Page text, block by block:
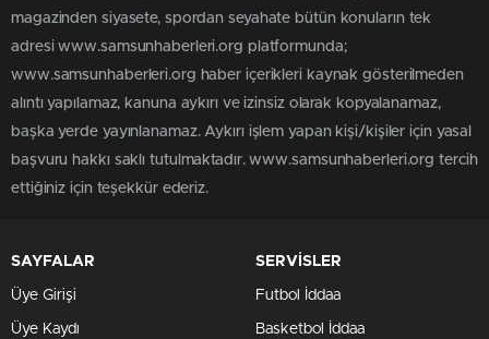
magazinden siyasete, spordan seyahate bütün konuların tek
adresi www.samsunhaberleri.org platformunda;
www.samsunhaberleri.org haber içerikleri kaynak gösterilmeden
alıntı yapılamaz, kanuna aykırı ve izinsiz olarak kopyalanamaz,
başka yerde yayınlanamaz. Aykırı işlem yapan kişi/kişiler için yasal
başvuru hakkı saklı tutulmaktadır. www.samsunhaberleri.org tercih
ettiğiniz için teşekkür ederiz.
SAYFALAR
Üye Girişi
Üye Kaydı
SERVİSLER
Futbol İddaa
Basketbol İddaa